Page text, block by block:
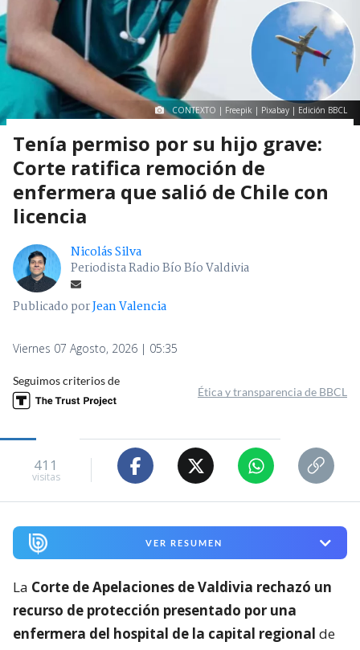
CONTEXTO | Freepik | Pixabay | Edición BBCL
Tenía permiso por su hijo grave:
Corte ratifica remoción de
enfermera que salió de Chile con
licencia
Nicolás Silva
Periodista Radio Bío Bío Valdivia
Publicado porJean Valencia
Viernes 07 Agosto, 2026 | 05:35
Seguimos criterios de
Ética y transparencia de BBCL
411
visitas
VER RESUMEN
La Corte de Apelaciones de Valdivia rechazó un
recurso de protección presentado por una
enfermera del hospital de la capital regional de